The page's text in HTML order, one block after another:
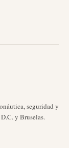
seguridad y
y Bruselas.